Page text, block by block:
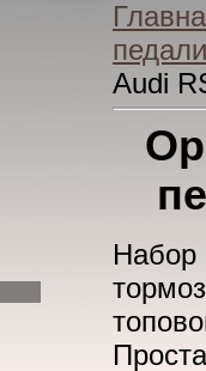
педали
Audi